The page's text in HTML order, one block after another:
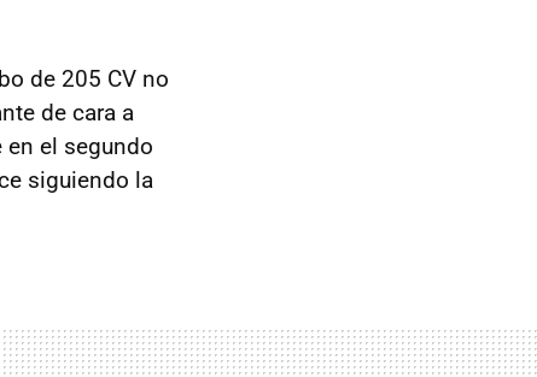
de 205 CV no
de cara a
en el segundo
siguiendo la